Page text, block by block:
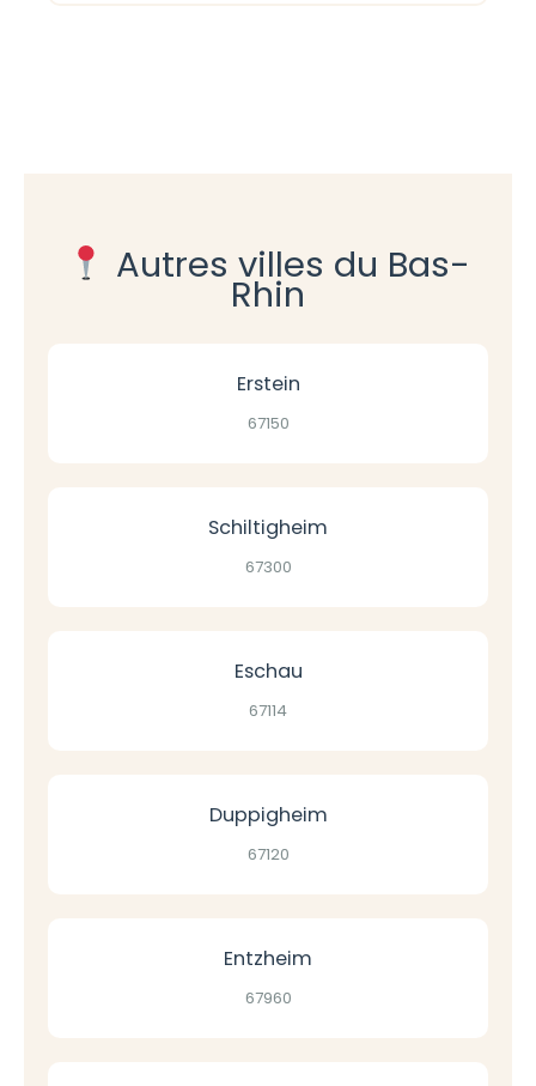
Autres villes du Bas-
Rhin
Erstein
67150
Schiltigheim
67300
Eschau
67114
Duppigheim
67120
Entzheim
67960